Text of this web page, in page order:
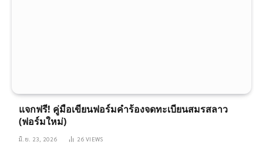
แจกฟรี! คู่มือเขียนฟอร์มคำร้องจดทะเบียนสมรสลาว
(ฟอร์มใหม่)
มิ.ย. 23, 2026 26VIEWS